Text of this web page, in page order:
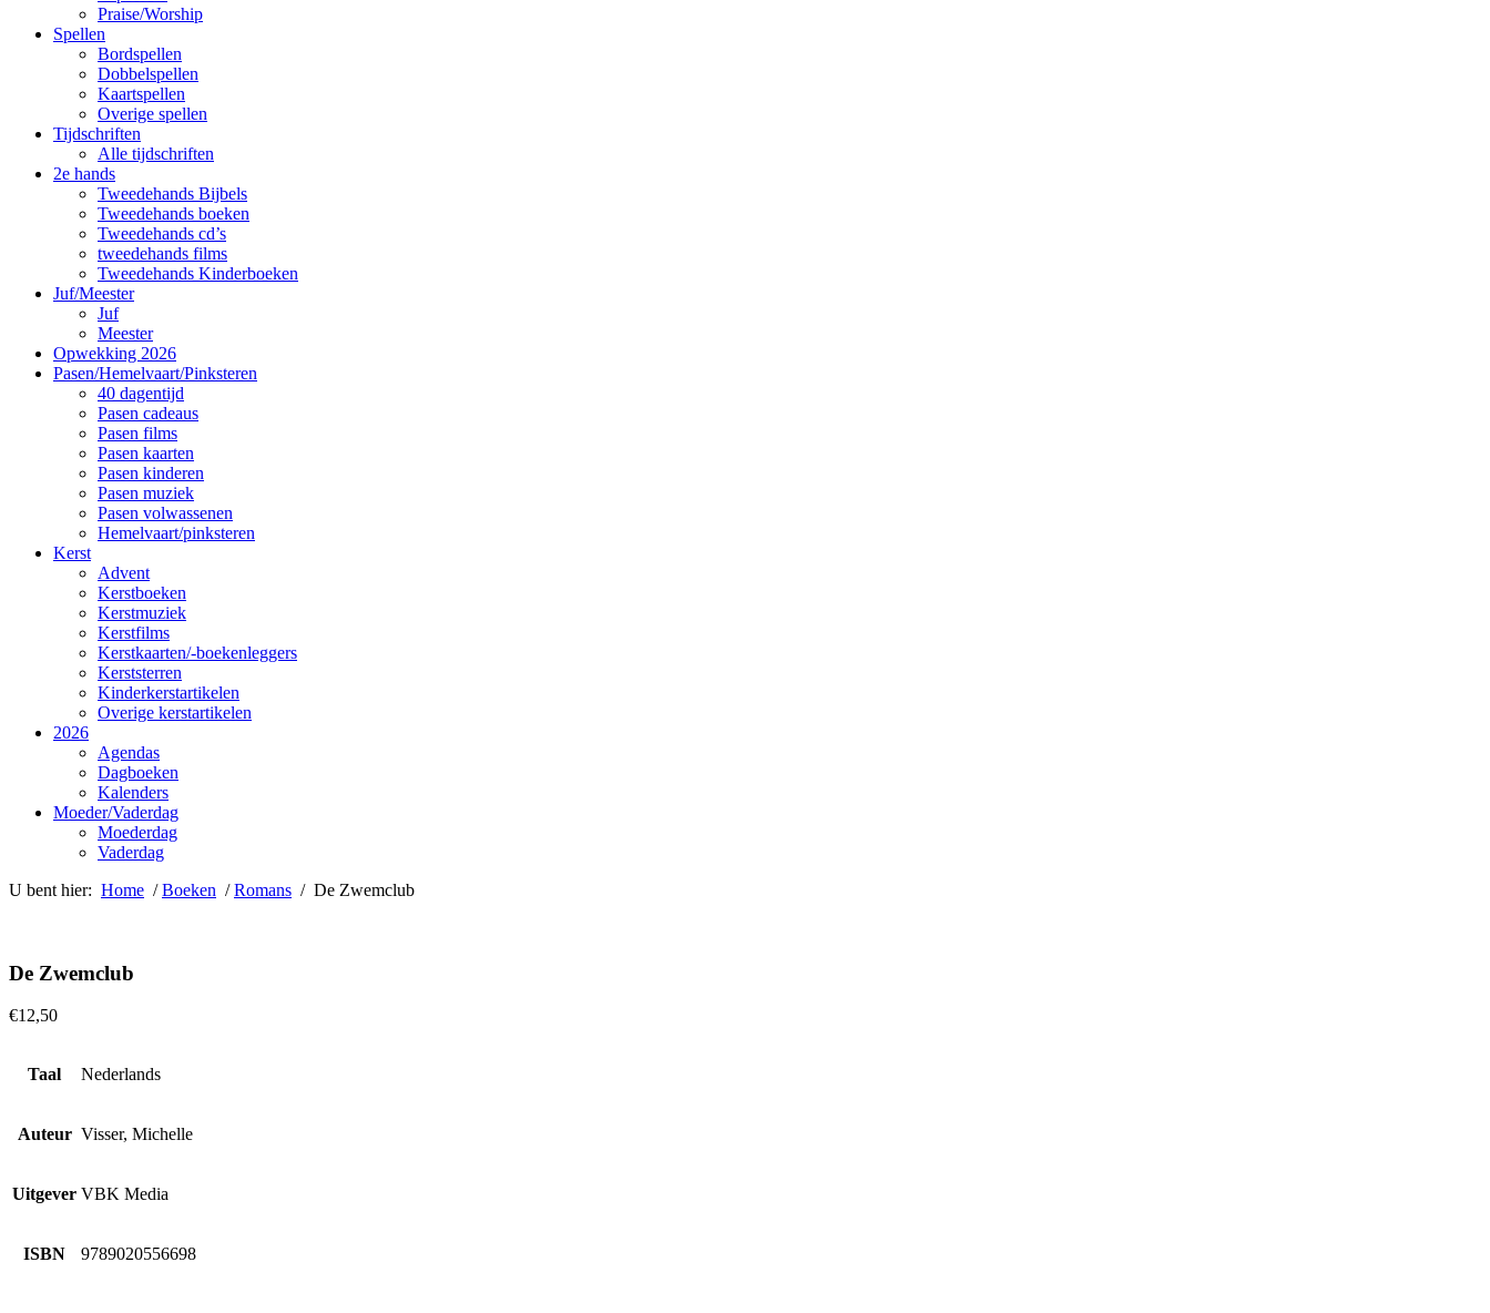
Praise/Worship
Spellen
Bordspellen
Dobbelspellen
Kaartspellen
Overige spellen
Tijdschriften
Alle tijdschriften
2e hands
Tweedehands Bijbels
Tweedehands boeken
Tweedehands cd’s
tweedehands films
Tweedehands Kinderboeken
Juf/Meester
Juf
Meester
Opwekking 2026
Pasen/Hemelvaart/Pinksteren
40 dagentijd
Pasen cadeaus
Pasen films
Pasen kaarten
Pasen kinderen
Pasen muziek
Pasen volwassenen
Hemelvaart/pinksteren
Kerst
Advent
Kerstboeken
Kerstmuziek
Kerstfilms
Kerstkaarten/-boekenleggers
Kerststerren
Kinderkerstartikelen
Overige kerstartikelen
2026
Agendas
Dagboeken
Kalenders
Moeder/Vaderdag
Moederdag
Vaderdag
U bent hier: Home /Boeken /Romans / De Zwemclub
De Zwemclub
€12,50
Taal Nederlands
Auteur Visser, Michelle
Uitgever VBK Media
ISBN 9789020556698